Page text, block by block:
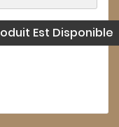
Est Disponible